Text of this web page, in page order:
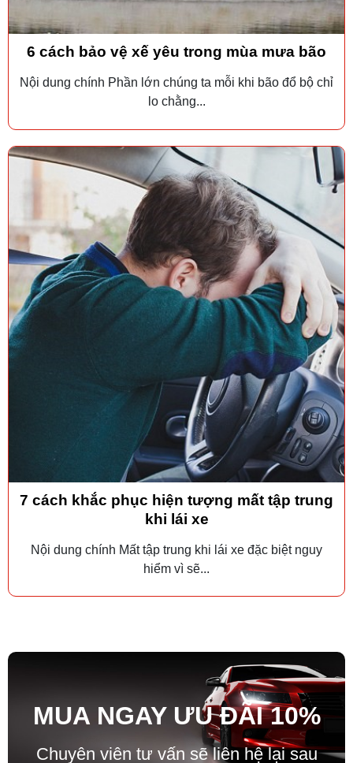
6 cách bảo vệ xế yêu trong mùa mưa bão
Nội dung chính Phần lớn chúng ta mỗi khi bão đổ bộ chỉ
lo chằng...
7 cách khắc phục hiện tượng mất tập trung
khi lái xe
Nội dung chính Mất tập trung khi lái xe đặc biệt nguy
hiểm vì sẽ...
MUA NGAY ƯU ĐÃI10%
Chuyên viên tư vấn sẽ liên hệ lại sau